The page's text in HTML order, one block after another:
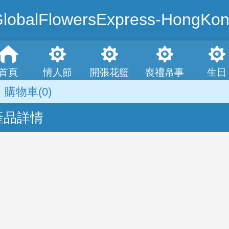
頁 情人節 開張花籃 喪禮帛事 生日
購物車(0)
品詳情